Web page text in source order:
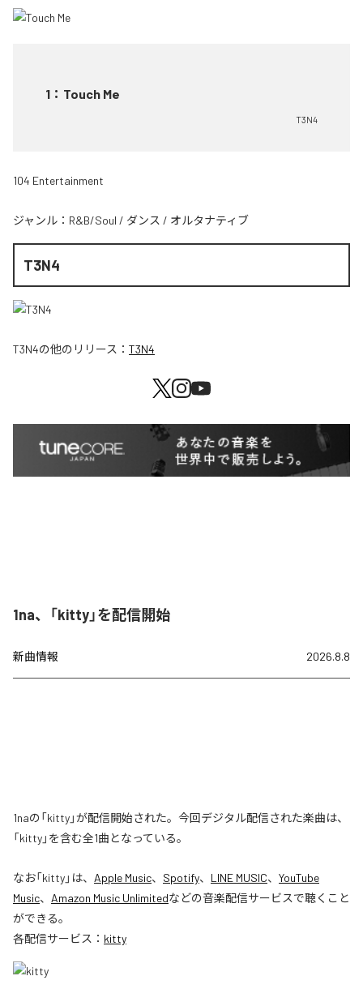
1 ： Touch Me
T3N4
104 Entertainment
ジャンル： R&B/Soul / ダンス / オルタナティブ
T3N4
T3N4の他のリリース： T3N4
1na、「kitty」を配信開始
新曲情報 2026.8.8
1naの「kitty」が配信開始された。今回デジタル配信された楽曲は、
「kitty」を含む全1曲となっている。
なお「kitty」は、 Apple Music、 Spotify、 LINE MUSIC、 YouTube
Music、 Amazon Music Unlimitedなどの音楽配信サービスで聴くこと
ができる。
各配信サービス： kitty